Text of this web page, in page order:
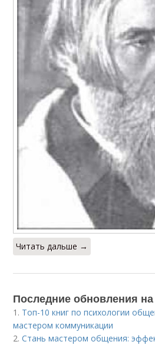
Читать дальше →
Последние обновления на
1. Топ-10 книг по психологии
мастером коммуникации
2.Стань мастером общения: